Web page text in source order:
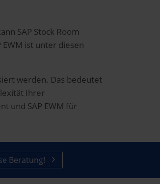
SAP Stock Room
ist unter diesen
werden. Das bedeutet
Ihrer
und SAP EWM für
Beratung!